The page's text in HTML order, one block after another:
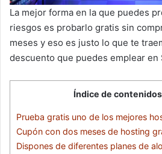
La mejor forma en la que puedes
riesgos es probarlo gratis sin
meses y eso es justo lo que te
descuento que puedes emplear en
Índice de contenidos
Prueba gratis uno de los mejores
Cupón con dos meses de hosting
Dispones de diferentes planes de